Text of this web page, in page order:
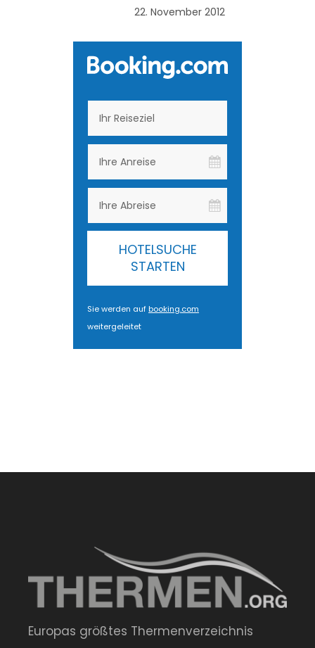
22. November 2012
HOTELSUCHE
STARTEN
Sie werden aufbooking.com
weitergeleitet
Europas größtes Thermenverzeichnis